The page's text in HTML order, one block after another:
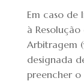
Em caso
à
Arbitragem
designada
preencher o